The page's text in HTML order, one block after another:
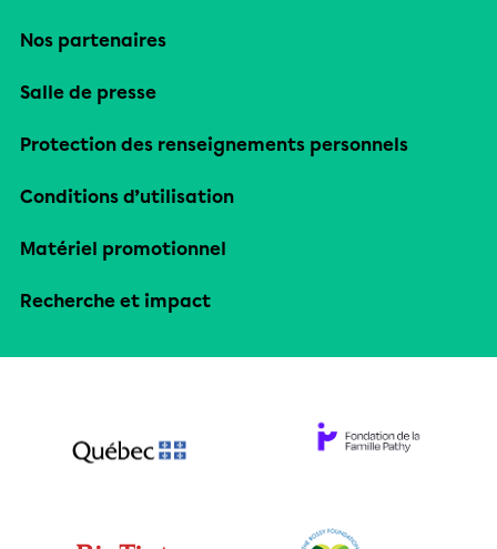
Nos partenaires
Salle de presse
Protection des renseignements personnels
Conditions d’utilisation
Matériel promotionnel
Recherche et impact